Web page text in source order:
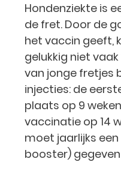
Hondenziekte is
de fret. Door de
het vaccin geeft,
gelukkig niet
van jonge fretjes
injecties: de
plaats op 9
vaccinatie op 14
moet jaarlijks
booster)